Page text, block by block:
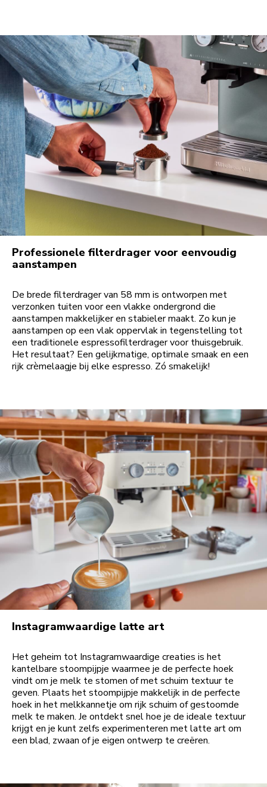
Professionele filterdrager voor eenvoudig
aanstampen
De brede filterdrager van 58 mm is ontworpen met
verzonken tuiten voor een vlakke ondergrond die
aanstampen makkelijker en stabieler maakt. Zo kun je
aanstampen op een vlak oppervlak in tegenstelling tot
een traditionele espressofilterdrager voor thuisgebruik.
Het resultaat? Een gelijkmatige, optimale smaak en een
rijk crèmelaagje bij elke espresso. Zó smakelijk!
Instagramwaardige latte art
Het geheim tot Instagramwaardige creaties is het
kantelbare stoompijpje waarmee je de perfecte hoek
vindt om je melk te stomen of met schuim textuur te
geven. Plaats het stoompijpje makkelijk in de perfecte
hoek in het melkkannetje om rijk schuim of gestoomde
melk te maken. Je ontdekt snel hoe je de ideale textuur
krijgt en je kunt zelfs experimenteren met latte art om
een blad, zwaan of je eigen ontwerp te creëren.